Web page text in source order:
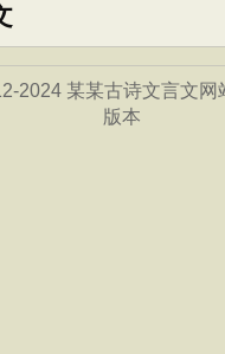
2024 某某古诗文言文网
版本